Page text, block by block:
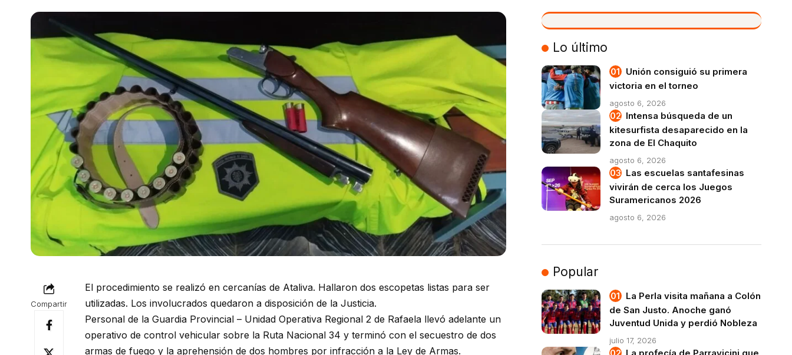
Compartir
El procedimiento se realizó en cercanías de Ataliva. Hallaron dos escopetas listas para ser
utilizadas. Los involucrados quedaron a disposición de la Justicia.
Personal de la Guardia Provincial – Unidad Operativa Regional 2 de Rafaela llevó adelante un
operativo de control vehicular sobre la Ruta Nacional 34 y terminó con el secuestro de dos
armas de fuego y la aprehensión de dos hombres por infracción a la Ley de Armas.
VIVO
Lo último
Unión consiguió su primera
victoria en el torneo
agosto 6, 2026
Intensa búsqueda de un
kitesurfista desaparecido en la
zona de El Chaquito
agosto 6, 2026
Las escuelas santafesinas
vivirán de cerca los Juegos
Suramericanos 2026
agosto 6, 2026
Popular
La Perla visita mañana a Colón
de San Justo. Anoche ganó
Juventud Unida y perdió Nobleza
julio 17, 2026